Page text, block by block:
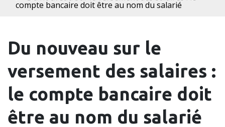
compte bancaire doit être au nom du salarié
Du nouveau sur le
versement des salaires :
le compte bancaire doit
être au nom du salarié